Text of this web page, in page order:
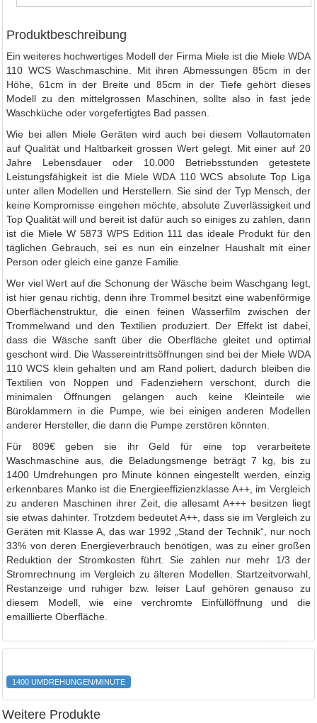
Produktbeschreibung
Ein weiteres hochwertiges Modell der Firma Miele ist die Miele WDA
110 WCS Waschmaschine. Mit ihren Abmessungen 85cm in der
Höhe, 61cm in der Breite und 85cm in der Tiefe gehört dieses
Modell zu den mittelgrossen Maschinen, sollte also in fast jede
Waschküche oder vorgefertigtes Bad passen.
Wie bei allen Miele Geräten wird auch bei diesem Vollautomaten
auf Qualität und Haltbarkeit grossen Wert gelegt. Mit einer auf 20
Jahre Lebensdauer oder 10.000 Betriebsstunden getestete
Leistungsfähigkeit ist die Miele WDA 110 WCS absolute Top Liga
unter allen Modellen und Herstellern. Sie sind der Typ Mensch, der
keine Kompromisse eingehen möchte, absolute Zuverlässigkeit und
Top Qualität will und bereit ist dafür auch so einiges zu zahlen, dann
ist die Miele W 5873 WPS Edition 111 das ideale Produkt für den
täglichen Gebrauch, sei es nun ein einzelner Haushalt mit einer
Person oder gleich eine ganze Familie.
Wer viel Wert auf die Schonung der Wäsche beim Waschgang legt,
ist hier genau richtig, denn ihre Trommel besitzt eine wabenförmige
Oberflächenstruktur, die einen feinen Wasserfilm zwischen der
Trommelwand und den Textilien produziert. Der Effekt ist dabei,
dass die Wäsche sanft über die Oberfläche gleitet und optimal
geschont wird. Die Wassereintrittsöffnungen sind bei der Miele WDA
110 WCS klein gehalten und am Rand poliert, dadurch bleiben die
Textilien von Noppen und Fadenziehern verschont, durch die
minimalen Öffnungen gelangen auch keine Kleinteile wie
Büroklammern in die Pumpe, wie bei einigen anderen Modellen
anderer Hersteller, die dann die Pumpe zerstören könnten.
Für 809€ geben sie ihr Geld für eine top verarbeitete
Waschmaschine aus, die Beladungsmenge beträgt 7 kg, bis zu
1400 Umdrehungen pro Minute können eingestellt werden, einzig
erkennbares Manko ist die Energieeffizienzklasse A++, im Vergleich
zu anderen Maschinen ihrer Zeit, die allesamt A+++ besitzen liegt
sie etwas dahinter. Trotzdem bedeutet A++, dass sie im Vergleich zu
Geräten mit Klasse A, das war 1992 „Stand der Technik“, nur noch
33% von deren Energieverbrauch benötigen, was zu einer großen
Reduktion der Stromkosten führt. Sie zahlen nur mehr 1/3 der
Stromrechnung im Vergleich zu älteren Modellen. Startzeitvorwahl,
Restanzeige und ruhiger bzw. leiser Lauf gehören genauso zu
diesem Modell, wie eine verchromte Einfüllöffnung und die
emaillierte Oberfläche.
1400 UMDREHUNGEN/MINUTE
Weitere Produkte